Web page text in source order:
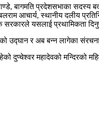
बागमति प्रदेशसभाका सदस्य
आचार्य, स्थानीय दलीय
यसलाई प्रथामिकता
उद्घान र अब बन्न लागेका
दुप्चेश्वर महादेवको मन्दिरको